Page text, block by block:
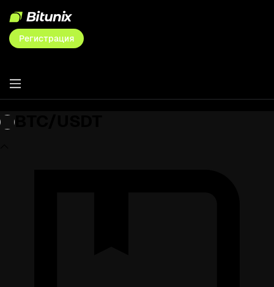
Регистрация